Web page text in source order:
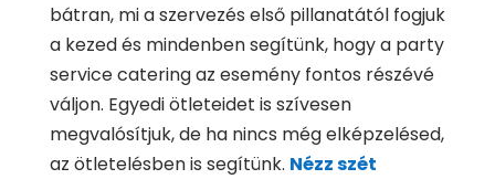
bátran, mi a szervezés első pillanatától fogjuk
a kezed és mindenben segítünk, hogy a party
service catering az esemény fontos részévé
váljon. Egyedi ötleteidet is szívesen
megvalósítjuk, de ha nincs még elképzelésed,
az ötletelésben is segítünk. Nézz szét